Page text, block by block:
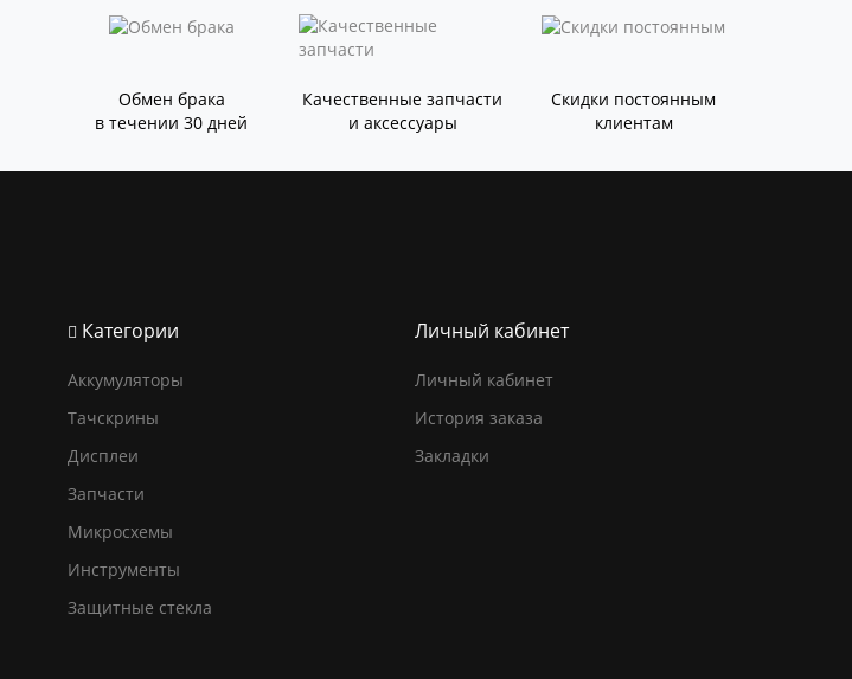
Обмен брака
в течении 30 дней
Качественные запчасти
и аксессуары
Скидки постоянным
клиентам
Категории
Аккумуляторы
Тачскрины
Дисплеи
Запчасти
Микросхемы
Инструменты
Защитные стекла
Личный кабинет
Личный кабинет
История заказа
Закладки